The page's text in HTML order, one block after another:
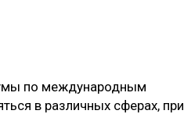
по международным
в различных сферах, при